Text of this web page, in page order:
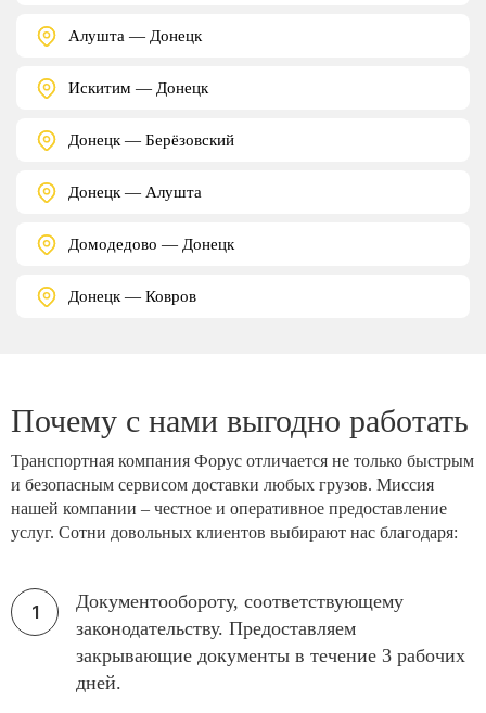
Алушта — Донецк
Искитим — Донецк
Донецк — Берёзовский
Донецк — Алушта
Домодедово — Донецк
Донецк — Ковров
Почему с нами выгодно работать
Транспортная компания Форус отличается не только быстрым
и безопасным сервисом доставки любых грузов. Миссия
нашей компании – честное и оперативное предоставление
услуг. Сотни довольных клиентов выбирают нас благодаря:
Документообороту, соответствующему
законодательству. Предоставляем
закрывающие документы в течение 3 рабочих
дней.